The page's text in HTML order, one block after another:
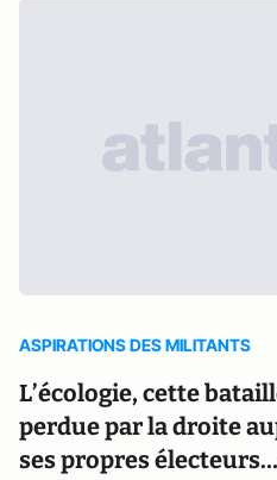
ASPIRATIONS DES MILITANTS
L’écologie, cette
perdue par la droite
ses propres